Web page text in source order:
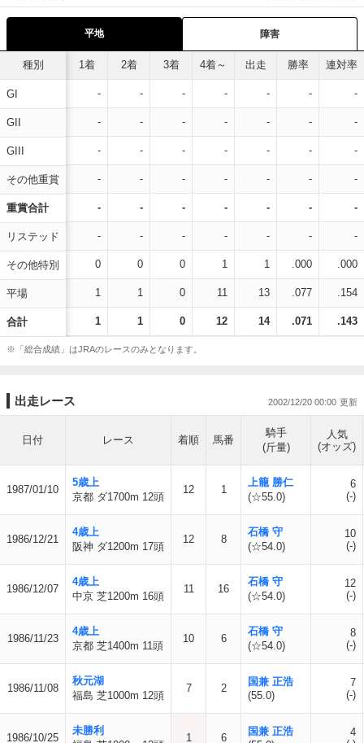
平地 障害
種別
GI
GII
GIII
その他重賞
重賞合計
リステッド
その他特別
平場
合計
1着 2着 3着 4着～ 出走 勝率 連対率
- - - - - - -
- - - - - - -
- - - - - - -
- - - - - - -
- - - - - - -
- - - - - - -
0 0 0 1 1 .000 .000
1 1 0 11 13 .077 .154
1 1 0 12 14 .071 .143
※「総合成績」はJRAのレースのみとなります。
出走レース 2002/12/20 00:00
日付 レース 着順 馬番
騎手
(斤量)
人気
(オッズ)
1987/01/10
5歳上
京都 ダ1700m 12頭
12 1
上籠 勝仁
(☆55.0)
6
(-)
1986/12/21
4歳上
阪神 ダ1200m 17頭
12 8
石橋 守
(☆54.0)
10
(-)
1986/12/07
4歳上
中京 芝1200m 16頭
11 16
石橋 守
(☆54.0)
12
(-)
1986/11/23
4歳上
京都 芝1400m 11頭
10 6
石橋 守
(☆54.0)
8
(-)
1986/11/08
秋元湖
福島 芝1000m 12頭
7 2
国兼 正浩
(55.0)
7
(-)
1986/10/25
未勝利
1 6
国兼 正浩
4